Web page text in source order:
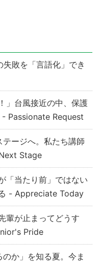
敗を「言語化」でき
」台風接近の中、保護
- Passionate Request
テージへ。私たち講師
Stage
「当たり前」ではない
- Appreciate Today
輩が止まってどうす
Pride
のか」を知る夏。今ま